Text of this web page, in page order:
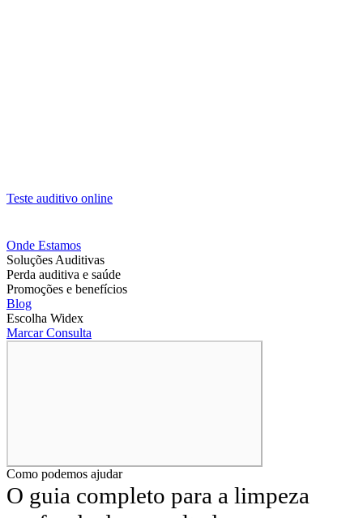
Teste auditivo online
Onde Estamos
Soluções Auditivas
Perda auditiva e saúde
Promoções e benefícios
Blog
Escolha Widex
Marcar Consulta
Como podemos ajudar
O guia completo para a limpeza